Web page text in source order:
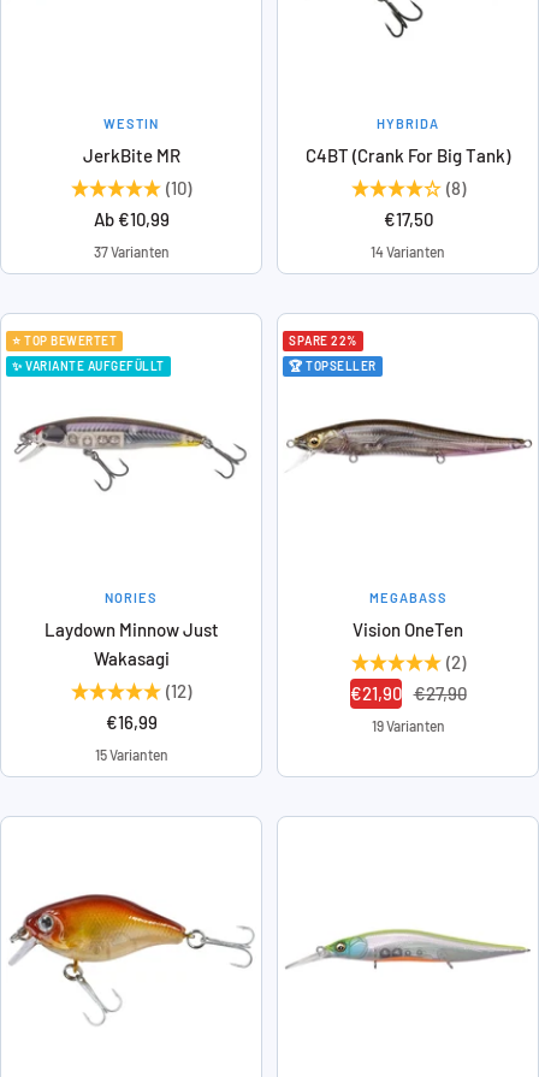
WESTIN
JerkBite MR
(10)
Angebotspreis
Ab €10,99
37 Varianten
HYBRIDA
C4BT (Crank For Big Tank)
(8)
Angebotspreis
€17,50
14 Varianten
⭐ TOP BEWERTET
✨ VARIANTE AUFGEFÜLLT
NORIES
Laydown Minnow Just
Wakasagi
(12)
Angebotspreis
€16,99
15 Varianten
SPARE 22%
🏆 TOPSELLER
MEGABASS
Vision OneTen
(2)
Angebotspreis
€21,90 Regulärer
Preis
€27,90
19 Varianten